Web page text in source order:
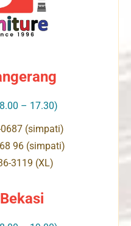
– 17.30)
(simpati)
96 (simpati)
3119 (XL)